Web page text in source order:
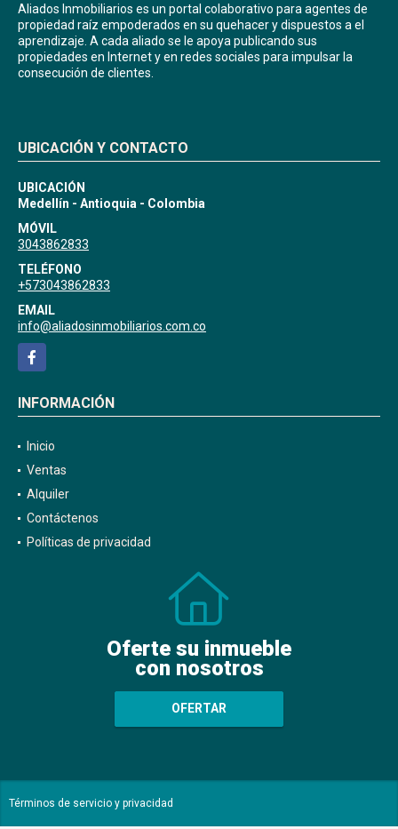
Aliados Inmobiliarios es un portal colaborativo para agentes de
propiedad raíz empoderados en su quehacer y dispuestos a el
aprendizaje. A cada aliado se le apoya publicando sus
propiedades en Internet y en redes sociales para impulsar la
consecución de clientes.
UBICACIÓN Y CONTACTO
UBICACIÓN
Medellín - Antioquia - Colombia
MÓVIL
3043862833
TELÉFONO
+573043862833
EMAIL
info@aliadosinmobiliarios.com.co
Facebook
INFORMACIÓN
Inicio
Ventas
Alquiler
Contáctenos
Políticas de privacidad
Oferte su inmueble
con nosotros
OFERTAR
Términos de servicio y privacidad